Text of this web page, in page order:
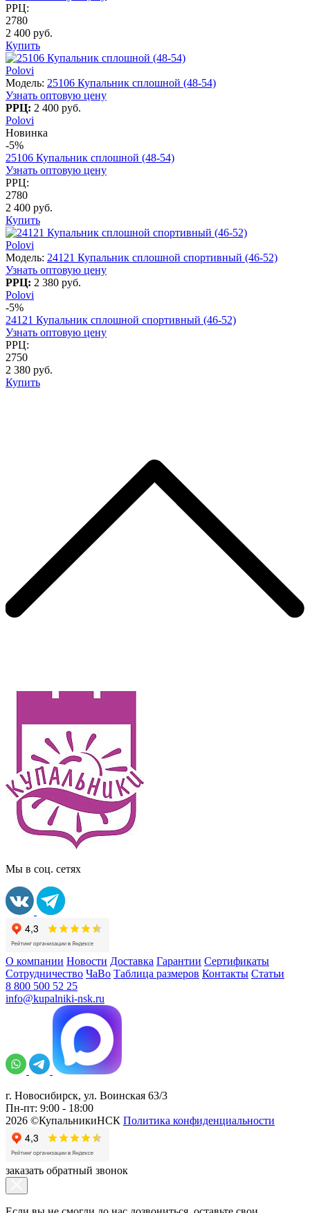
РРЦ:
2780
2 400 руб.
Купить
Polovi
Модель: 25106 Купальник сплошной (48-54)
Узнать оптовую цену
РРЦ: 2 400 руб.
Polovi
Новинка
-5%
25106 Купальник сплошной (48-54)
Узнать оптовую цену
РРЦ:
2780
2 400 руб.
Купить
Polovi
Модель: 24121 Купальник сплошной спортивный (46-52)
Узнать оптовую цену
РРЦ: 2 380 руб.
Polovi
-5%
24121 Купальник сплошной спортивный (46-52)
Узнать оптовую цену
РРЦ:
2750
2 380 руб.
Купить
Мы в соц. сетях
О компании Новости Доставка Гарантии Сертификаты
Сотрудничество ЧаВо Таблица размеров Контакты Статьи
8 800 500 52 25
info@kupalniki-nsk.ru
г. Новосибирск, ул. Воинская 63/3
Пн-пт: 9:00 - 18:00
2026 ©КупальникиНСК Политика конфиденциальности
заказать обратный звонок